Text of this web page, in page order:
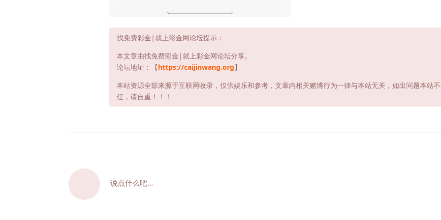
找免费彩金|就上彩金网论坛提示：
本文章由找免费彩金|就上彩金网论坛分享。
论坛地址：【https://caijinwang.org】
本站资源全部来源于互联网收录，仅供娱乐和参考，文章内相关赌博行为一律与本站无关，如出问题本站
任，请自重！！！
说点什么吧...